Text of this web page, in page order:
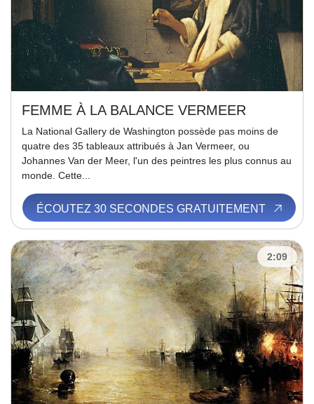
FEMME À LA BALANCE VERMEER
La National Gallery de Washington possède pas moins de
quatre des 35 tableaux attribués à Jan Vermeer, ou
Johannes Van der Meer, l'un des peintres les plus connus au
monde. Cette...
ÉCOUTEZ 30 SECONDES GRATUITEMENT
2:09